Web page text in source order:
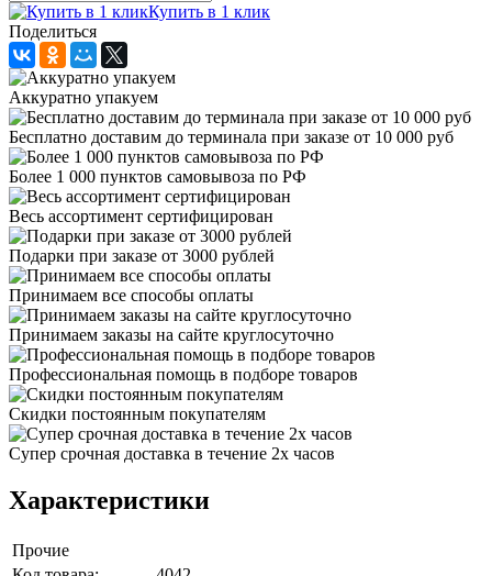
Купить в 1 клик
Поделиться
Аккуратно упакуем
Бесплатно доставим до терминала при заказе от 10 000 руб
Более 1 000 пунктов самовывоза по РФ
Весь ассортимент сертифицирован
Подарки при заказе от 3000 рублей
Принимаем все способы оплаты
Принимаем заказы на сайте круглосуточно
Профессиональная помощь в подборе товаров
Скидки постоянным покупателям
Супер срочная доставка в течение 2х часов
Характеристики
Прочие